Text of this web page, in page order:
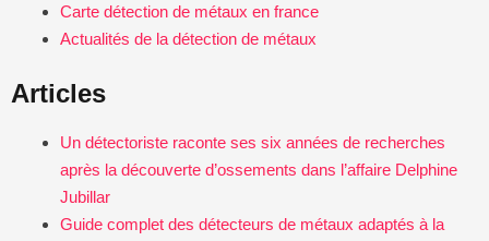
Carte détection de métaux en france
Actualités de la détection de métaux
Articles
Un détectoriste raconte ses six années de recherches
après la découverte d’ossements dans l’affaire Delphine
Jubillar
Guide complet des détecteurs de métaux adaptés à la